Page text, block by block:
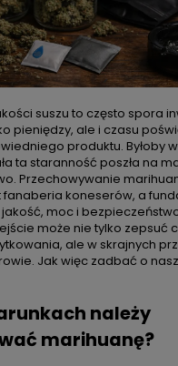
suszu to często spora
pieniędzy, ale i czasu
produktu. Byłoby
ta staranność poszła na
Przechowywanie
fanaberia koneserów, a
moc i
może nie tylko zepsuć
ale w skrajnych
Jak więc zadbać o
należy
marihuanę?